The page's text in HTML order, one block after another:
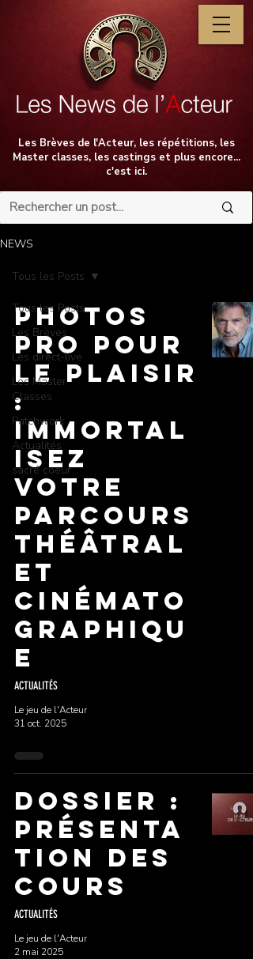
Les Brèves de l'Acteur, les répétitions, les
Master classes, les castings et plus encore...
c'est ici.
NEWS
Tous les Posts
Les Brèves
Les direct-live
Les Master
Classes
Patchwork
Actualités
sacré coeur
Tous les Posts
Photos
Pro pour
le Plaisir
:
Immortal
isez
Votre
Parcours
Théâtral
et
Cinémato
graphiqu
e
ACTUALITÉS
Le jeu de l'Acteur
31 oct. 2025
DOSSIER :
PRÉSENTA
TION DES
COURS
ACTUALITÉS
Le jeu de l'Acteur
2 mai 2025